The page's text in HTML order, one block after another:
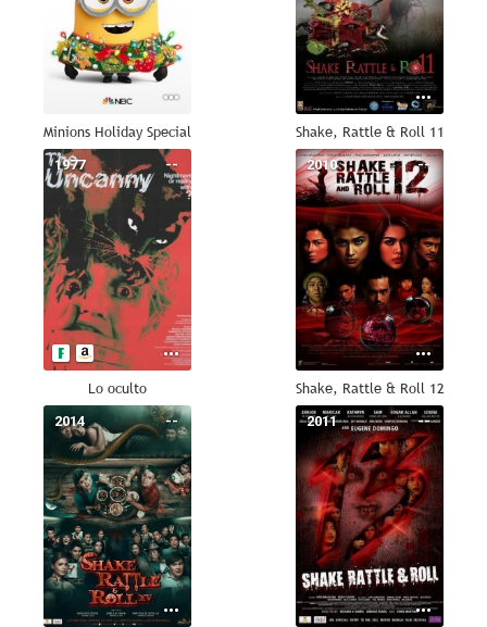
Minions Holiday Special Shake, Rattle & Roll 11
--
1977
Lo oculto
--
2010
Shake, Rattle & Roll 12
--
2014 --
2011